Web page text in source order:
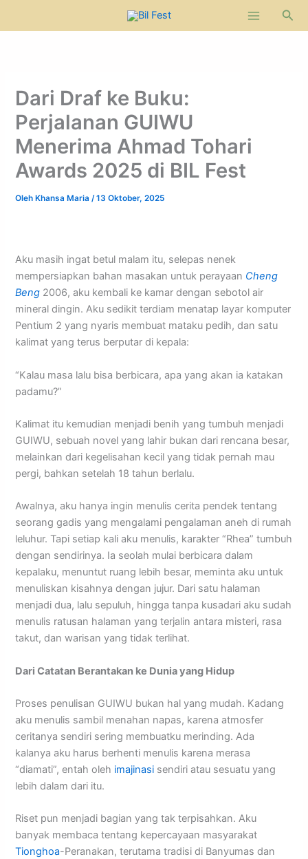
Cari
Dari Draf ke Buku:
Perjalanan GUIWU
Menerima Ahmad Tohari
Awards 2025 di BIL Fest
Oleh Khansa Maria/13 Oktober, 2025
Aku masih ingat betul malam itu, selepas nenek
mempersiapkan bahan masakan untuk perayaan Cheng
Beng 2006, aku kembali ke kamar dengan sebotol air
mineral dingin. Aku sedikit terdiam menatap layar komputer
Pentium 2 yang nyaris membuat mataku pedih, dan satu
kalimat yang terus berputar di kepala:
“Kalau masa lalu bisa berbicara, apa yang akan ia katakan
padamu?”
Kalimat itu kemudian menjadi benih yang tumbuh menjadi
GUIWU, sebuah novel yang lahir bukan dari rencana besar,
melainkan dari kegelisahan kecil yang tidak pernah mau
pergi, bahkan setelah 18 tahun berlalu.
Awalnya, aku hanya ingin menulis cerita pendek tentang
seorang gadis yang mengalami pengalaman aneh di rumah
leluhur. Tapi setiap kali aku menulis, karakter “Rhea” tumbuh
dengan sendirinya. Ia seolah mulai berbicara dalam
kepalaku, menuntut ruang lebih besar, meminta aku untuk
menuliskan kisahnya dengan jujur. Dari satu halaman
menjadi dua, lalu sepuluh, hingga tanpa kusadari aku sudah
menulis ratusan halaman yang terjalin antara misteri, rasa
takut, dan warisan yang tidak terlihat.
Dari Catatan Berantakan ke Dunia yang Hidup
Proses penulisan GUIWU bukan hal yang mudah. Kadang
aku menulis sambil menahan napas, karena atmosfer
ceritanya sendiri sering membuatku merinding. Ada
kalanya aku harus berhenti menulis karena merasa
“diamati”, entah oleh imajinasi sendiri atau sesuatu yang
lebih dalam dari itu.
Riset pun menjadi bagian yang tak terpisahkan. Aku
banyak membaca tentang kepercayaan masyarakat
Tionghoa-Peranakan, terutama tradisi di Banyumas dan